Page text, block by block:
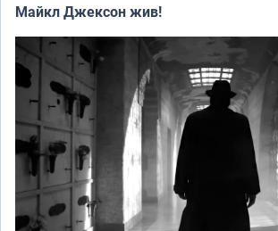
Майкл Джексон жив!